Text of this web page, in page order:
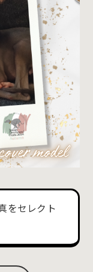
をセレクト